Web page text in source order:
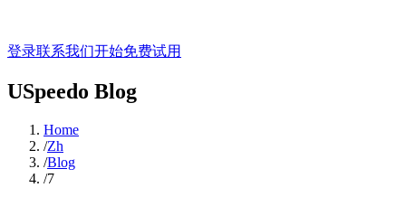
登录联系我们开始免费试用
USpeedo Blog
Home
/Zh
/Blog
/7